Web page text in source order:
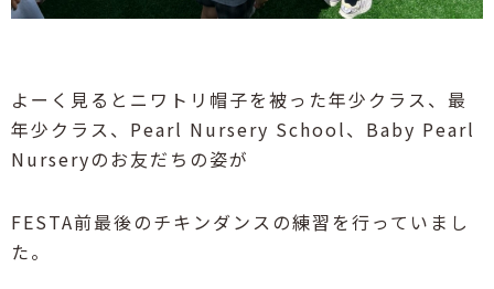
よーく見るとニワトリ帽子を被った年少クラス、最
年少クラス、Pearl Nursery School、Baby Pearl
Nurseryのお友だちの姿が
FESTA前最後のチキンダンスの練習を行っていまし
た。